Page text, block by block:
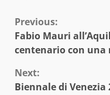
Continue
Reading
Previous:
Fabio Mauri
centenario con una
Next:
Biennale di Venezia